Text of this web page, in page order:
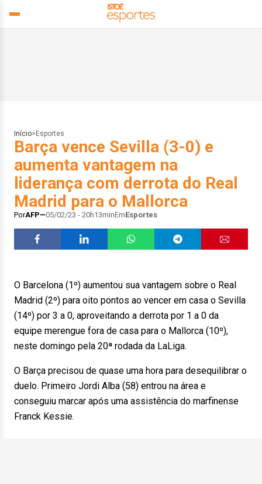
Início> Esportes
Barça vence Sevilla (3-0) e
aumenta vantagem na
liderança com derrota do Real
Madrid para o Mallorca
PorAFP 05/02/23 - 20h13minEmEsportes
O Barcelona (1º) aumentou sua vantagem sobre o Real
Madrid (2º) para oito pontos ao vencer em casa o Sevilla
(14º) por 3 a 0, aproveitando a derrota por 1 a 0 da
equipe merengue fora de casa para o Mallorca (10º),
neste domingo pela 20ª rodada da LaLiga.
O Barça precisou de quase uma hora para desequilibrar o
duelo. Primeiro Jordi Alba (58) entrou na área e
conseguiu marcar após uma assistência do marfinense
Franck Kessie.